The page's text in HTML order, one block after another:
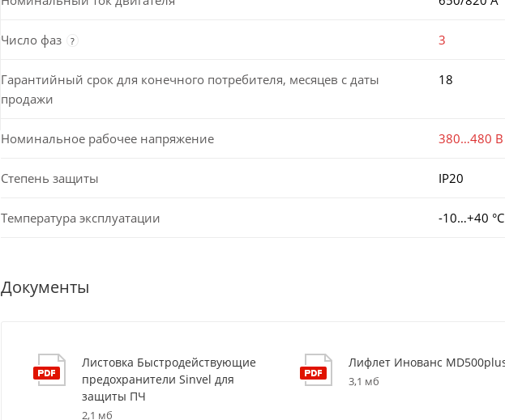
Число фаз ? 3
Гарантийный срок для конечного потребителя, месяцев с даты
продажи
18
Номинальное рабочее напряжение 380…480 В
Степень защиты IP20
Температура эксплуатации -10…+40 °С
Документы
Листовка Быстродействующие
предохранители Sinvel для
защиты ПЧ
2,1 мб
Лифлет Инованс
3,1 мб